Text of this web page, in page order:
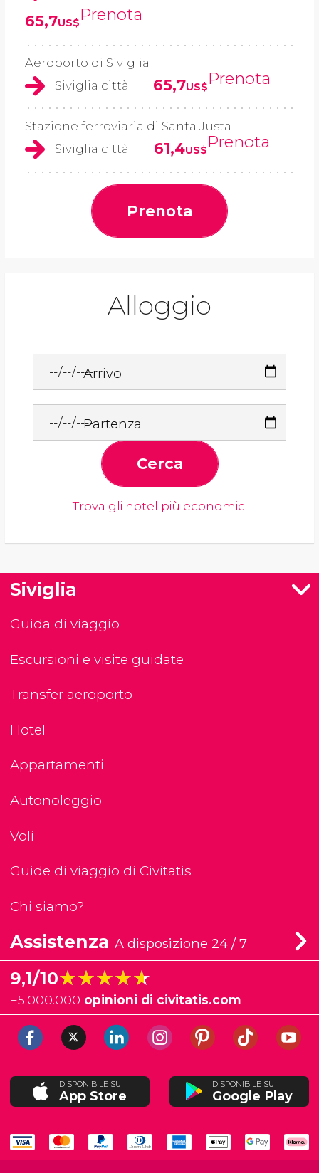
65,7US$Prenota
Aeroporto di Siviglia
Siviglia città
65,7US$Prenota
Stazione ferroviaria di Santa Justa
Siviglia città
61,4US$Prenota
Prenota
Alloggio
Arrivo
Partenza
Cerca
Trova gli hotel più economici
Siviglia
Guida di viaggio
Escursioni e visite guidate
Transfer aeroporto
Hotel
Appartamenti
Autonoleggio
Voli
Guide di viaggio di Civitatis
Chi siamo?
Assistenza A disposizione 24 / 7
9,1/10★★★★★
★★★★★
+5.000.000 opinioni di civitatis.com
DISPONIBILE SU
App Store
DISPONIBILE SU
Google Play